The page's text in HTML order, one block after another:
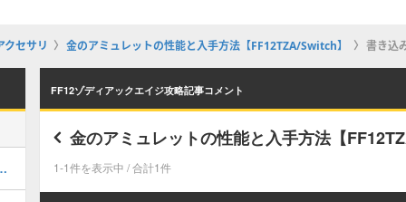
クセサリ 金のアミュレットの性能と入手方法【FF12TZA/Switch】 書き込
FF12ゾディアックエイジ攻略記事コメント
金のアミュレットの性能と入手方法【
1-1件を表示中 / 合計1件
ント攻略一覧